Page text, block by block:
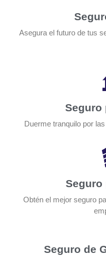
Asegura el futuro de tus
Seguro
Duerme tranquilo por
Seguro
Obtén el mejor seguro
Seguro de